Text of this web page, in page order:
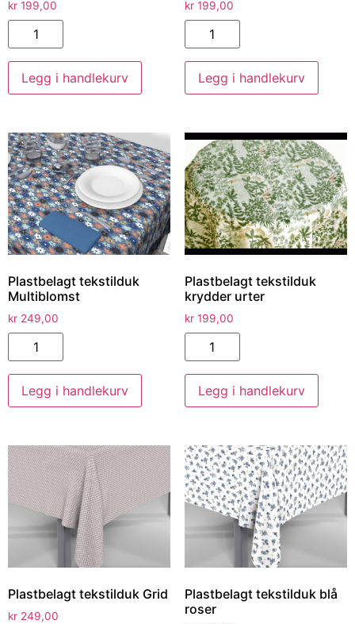
kr 199,00
Legg i handlekurv
kr199,00
Legg i handlekurv
Plastbelagt tekstilduk
Multiblomst
kr 249,00
Legg i handlekurv
Plastbelagt tekstilduk
krydder urter
kr199,00
Legg i handlekurv
Plastbelagt tekstilduk Grid
kr 249,00
Plastbelagt tekstilduk blå
roser